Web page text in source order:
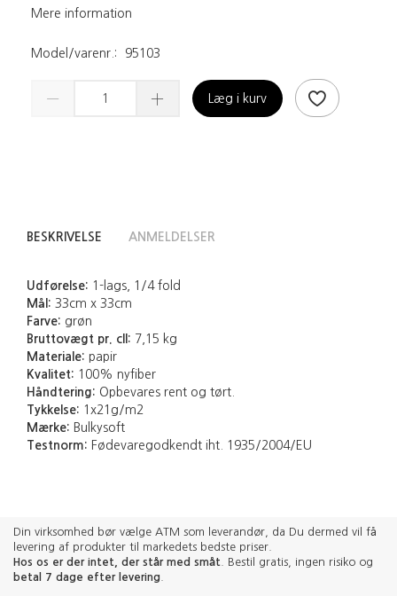
Mere information
Model/varenr.: 95103
Læg i kurv
BESKRIVELSE ANMELDELSER
Udførelse: 1-lags, 1/4 fold
Mål: 33cm x 33cm
Farve: grøn
Bruttovægt pr. cll: 7,15 kg
Materiale: papir
Kvalitet: 100% nyfiber
Håndtering: Opbevares rent og tørt.
Tykkelse: 1x21g/m2
Mærke: Bulkysoft
Testnorm: Fødevaregodkendt iht. 1935/2004/EU
Din virksomhed bør vælge ATM som leverandør, da Du dermed vil få
levering af produkter til markedets bedste priser.
Hos os er der intet, der står med småt . Bestil gratis, ingen risiko og
betal 7 dage efter levering